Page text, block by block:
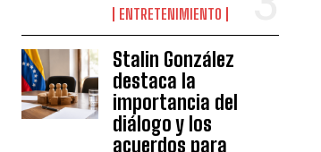
ENTRETENIMIENTO
Stalin González
destaca la
importancia del
diálogo y los
acuerdos para